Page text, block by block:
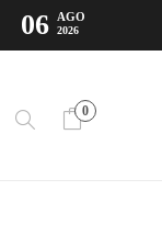
06 AGO
2026
0